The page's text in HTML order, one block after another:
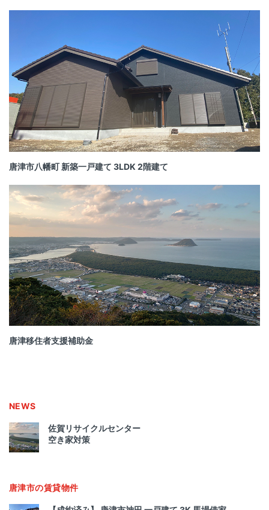
唐津市八幡町 新築一戸建て 3LDK 2階建て
唐津移住者支援補助金
NEWS
佐賀リサイクルセンター
空き家対策
唐津市の賃貸物件